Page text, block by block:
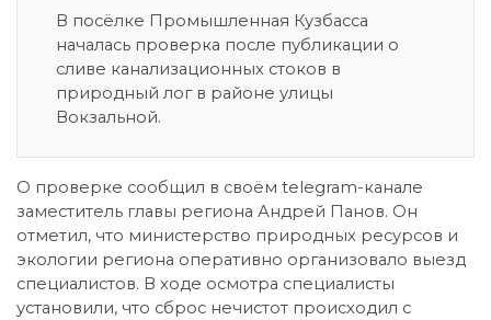
В посёлке Промышленная Кузбасса
началась проверка после публикации о
сливе канализационных стоков в
природный лог в районе улицы
Вокзальной.
О проверке сообщил в своём telegram-канале
заместитель главы региона Андрей Панов. Он
отметил, что министерство природных ресурсов и
экологии региона оперативно организовало выезд
специалистов. В ходе осмотра специалисты
установили, что сброс нечистот происходил с